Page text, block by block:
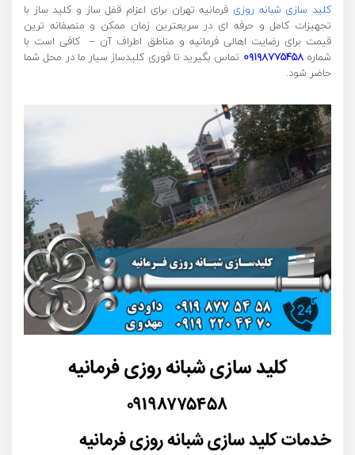
کلید سازی شبانه روزی فرمانیه تهران برای اعزام قفل ساز و کلید ساز با
تجهیزات کامل و حرفه ای در سریعترین زمان ممکن و منصفانه ترین
قیمت برای رضایت اهالی فرمانیه و مناطق اطراف آن – کافی است با
شماره۰۹۱۹۸۷۷۵۴۵۸ تماس بگیرید تا فوری کلیدساز سیار ما در محل شما
حاضر شود.
کلید سازی شبانه روزی فرمانیه
۰۹۱۹۸۷۷۵۴۵۸
خدمات کلید سازی شبانه روزی فرمانیه